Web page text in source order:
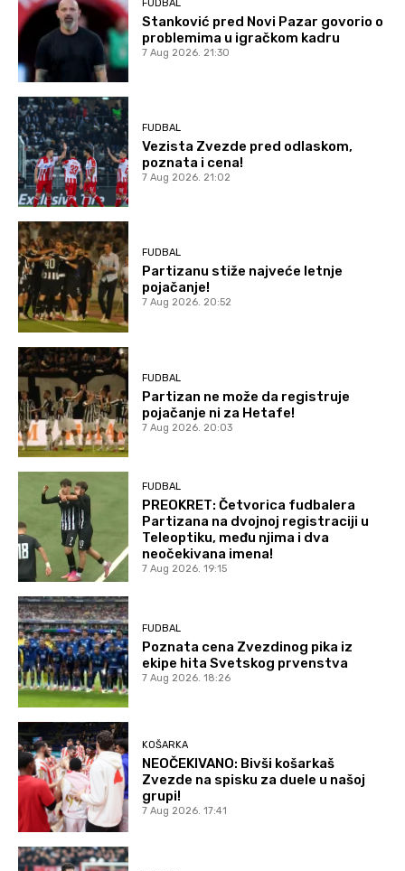
FUDBAL
Stanković pred Novi Pazar govorio o
problemima u igračkom kadru
7 Aug 2026. 21:30
FUDBAL
Vezista Zvezde pred odlaskom,
poznata i cena!
7 Aug 2026. 21:02
FUDBAL
Partizanu stiže najveće letnje
pojačanje!
7 Aug 2026. 20:52
FUDBAL
Partizan ne može da registruje
pojačanje ni za Hetafe!
7 Aug 2026. 20:03
FUDBAL
PREOKRET: Četvorica fudbalera
Partizana na dvojnoj registraciji u
Teleoptiku, među njima i dva
neočekivana imena!
7 Aug 2026. 19:15
FUDBAL
Poznata cena Zvezdinog pika iz
ekipe hita Svetskog prvenstva
7 Aug 2026. 18:26
KOŠARKA
NEOČEKIVANO: Bivši košarkaš
Zvezde na spisku za duele u našoj
grupi!
7 Aug 2026. 17:41